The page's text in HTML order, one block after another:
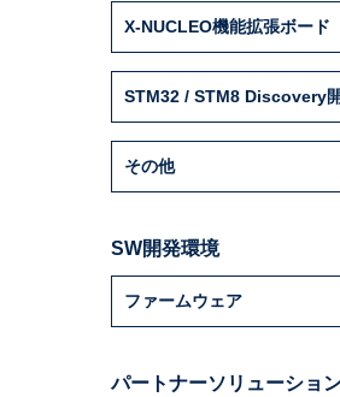
X-NUCLEO機能拡張ボード
STM32 / STM8 Discovery
その他
SW開発環境
ファームウェア
パートナーソリューショ